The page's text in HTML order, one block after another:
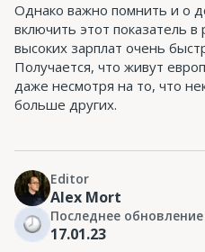
Однако важно помнить и о
включить этот показатель
высоких зарплат очень
Получается, что живут
даже несмотря на то, что
больше других.
Editor
Alex Mort
Последнее обновление
17.01.23